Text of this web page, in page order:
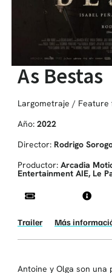
As Bestas
Largometraje / Feature
Año: 2022
Director: Rodrigo
Productor: Arcadia
Entertainment AIE, Le
Trailer Más
Antoine y Olga son